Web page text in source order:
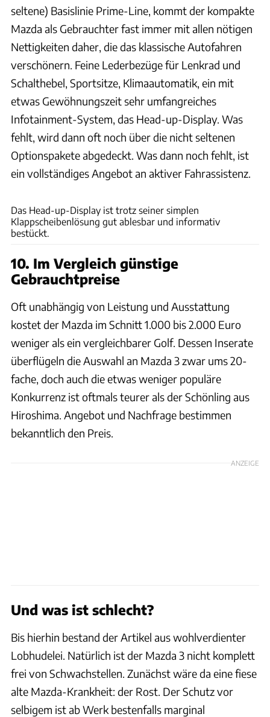
seltene) Basislinie Prime-Line, kommt der kompakte
Mazda als Gebrauchter fast immer mit allen nötigen
Nettigkeiten daher, die das klassische Autofahren
verschönern. Feine Lederbezüge für Lenkrad und
Schalthebel, Sportsitze, Klimaautomatik, ein mit
etwas Gewöhnungszeit sehr umfangreiches
Infotainment-System, das Head-up-Display. Was
fehlt, wird dann oft noch über die nicht seltenen
Optionspakete abgedeckt. Was dann noch fehlt, ist
ein vollständiges Angebot an aktiver Fahrassistenz.
Das Head-up-Display ist trotz seiner simplen
Klappscheibenlösung gut ablesbar und informativ
bestückt.
10. Im Vergleich günstige
Gebrauchtpreise
Oft unabhängig von Leistung und Ausstattung
kostet der Mazda im Schnitt 1.000 bis 2.000 Euro
weniger als ein vergleichbarer Golf. Dessen Inserate
überflügeln die Auswahl an Mazda 3 zwar ums 20-
fache, doch auch die etwas weniger populäre
Konkurrenz ist oftmals teurer als der Schönling aus
Hiroshima. Angebot und Nachfrage bestimmen
bekanntlich den Preis.
ANZEIGE
Und was ist schlecht?
Bis hierhin bestand der Artikel aus wohlverdienter
Lobhudelei. Natürlich ist der Mazda 3 nicht komplett
frei von Schwachstellen. Zunächst wäre da eine fiese
alte Mazda-Krankheit: der Rost. Der Schutz vor
selbigem ist ab Werk bestenfalls marginal